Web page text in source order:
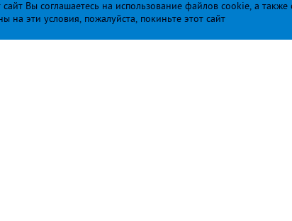
Вы соглашаетесь на использование файлов cookie, а также
на эти условия, пожалуйста, покиньте этот сайт